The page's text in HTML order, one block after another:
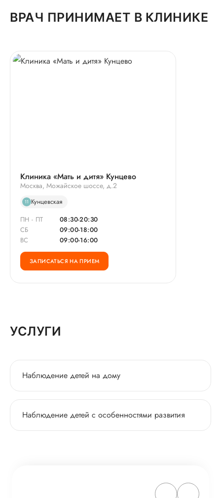
ВРАЧ ПРИНИМАЕТ В КЛИНИКЕ
Клиника «Мать и дитя» Кунцево
Москва, Можайское шоссе, д.2
11
Кунцевская
ПН - ПТ
08:30-20:30
СБ
09:00-18:00
ВС
09:00-16:00
ЗАПИСАТЬСЯ НА ПРИЕМ
УСЛУГИ
Наблюдение детей на дому
Наблюдение детей с особенностями развития